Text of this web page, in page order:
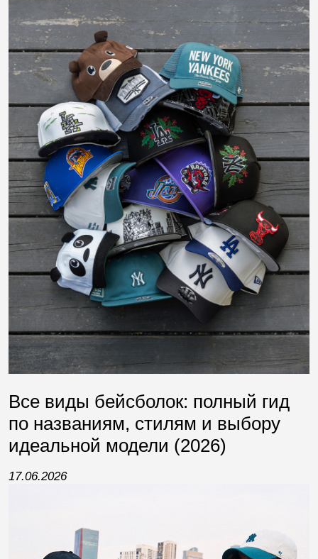
Все виды бейсболок: полный гид
по названиям, стилям и выбору
идеальной модели (2026)
17.06.2026